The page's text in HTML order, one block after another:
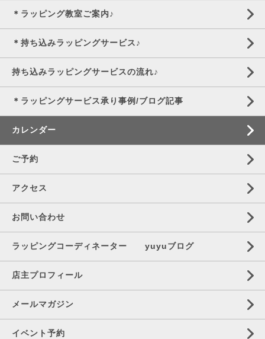
＊ラッピング教室ご案内♪
＊持ち込みラッピングサービス♪
持ち込みラッピングサービスの流れ♪
＊ラッピングサービス承り事例/ブログ記事
カレンダー
ご予約
アクセス
お問い合わせ
ラッピングコーディネーター yuyuブログ
店主プロフィール
メールマガジン
イベント予約